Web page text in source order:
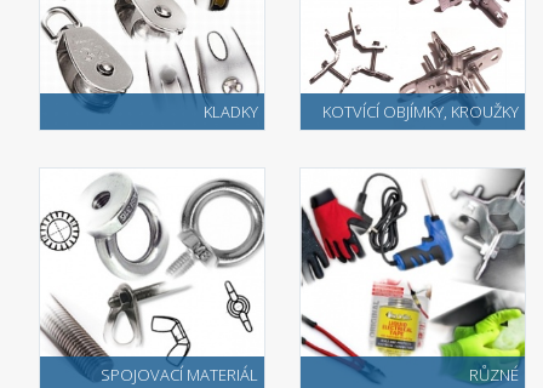
KLADKY KOTVÍCÍ OBJÍMKY, KROUŽKY
SPOJOVACÍ MATERIÁL RŮZNÉ